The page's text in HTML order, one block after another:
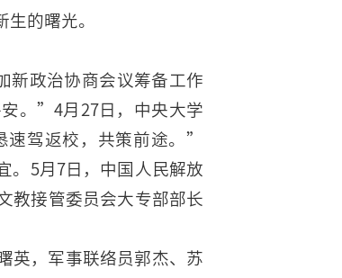
的曙光。
新政治协商会议筹备工作
。”4月27日，中央大学
驾返校，共策前途。”
。5月7日，中国人民解放
教接管委员会大专部部长
英，军事联络员郭杰、苏